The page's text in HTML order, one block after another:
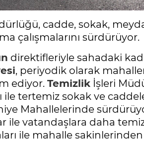
cadde, sokak,
çalışmalarını sürdürüyor.
direktifleriyle sahadaki
, periyodik olarak
ediyor. Temizlik İşleri
ile tertemiz sokak ve
Mahallelerinde
ile vatandaşlara daha
ile mahalle